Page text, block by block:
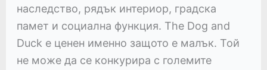
наследство, рядък интериор, градска
памет и социална функция. The Dog and
Duck е ценен именно защото е малък. Той
не може да се конкурира с големите